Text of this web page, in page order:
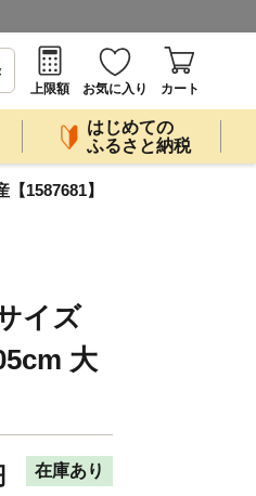
上限額
お気に入り カート
はじめての
ふるさと納税
1587681】
イズ
大
在庫あり